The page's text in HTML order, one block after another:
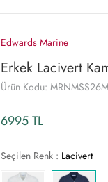
Edwards Marine
Erkek Lacivert
Ürün Kodu:
6995 TL
Seçilen Renk : Lacivert